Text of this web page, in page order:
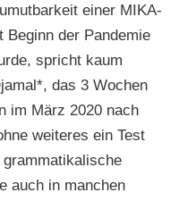
einer MIKA-
Beginn der Pandemie
spricht kaum
das 3 Wochen
im März 2020 nach
weiteres ein Test
auch in manchen